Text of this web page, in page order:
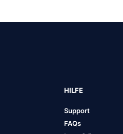
HILFE
Support
FAQs